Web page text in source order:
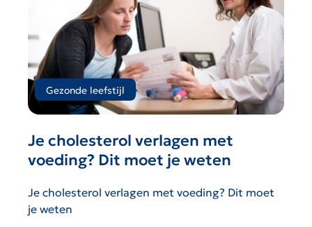
Gezonde leefstijl
Je cholesterol verlagen met
voeding? Dit moet je weten
Je cholesterol verlagen met voeding? Dit moet
je weten